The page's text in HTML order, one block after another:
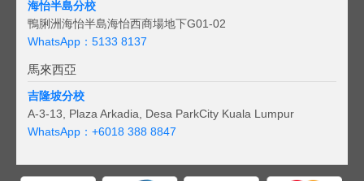
海怡半島分校
鴨脷洲海怡半島海怡西商場地下G01-02
WhatsApp：5133 8137
馬來西亞
吉隆坡分校
A-3-13, Plaza Arkadia, Desa ParkCity Kuala Lumpur
WhatsApp： +6018 388 8847